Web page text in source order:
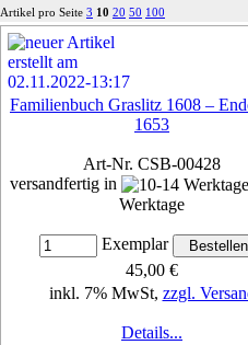
Artikel pro Seite 3 10 20 50 100
Familienbuch Graslitz 1608 –
1653
Art-Nr. CSB-00428
versandfertig in
Werktage
Exemplar
45,00 €
inkl. 7% MwSt, zzgl.
Details...